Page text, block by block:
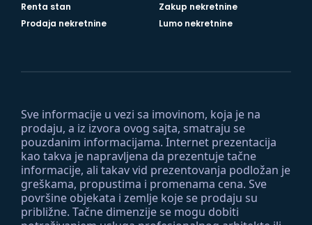
Sve informacije u vezi sa imovinom, koja je na
prodaju, a iz izvora ovog sajta, smatraju se
pouzdanim informacijama. Internet prezentacija
kao takva je napravljena da prezentuje tačne
informacije, ali takav vid prezentovanja podložan je
greškama, propustima i promenama cena. Sve
površine objekata i zemlje koje se prodaju su
približne. Tačne dimenzije se mogu dobiti
Renta stan
Zakup nekretnine
Prodaja nekretnine
Lumo nekretnine